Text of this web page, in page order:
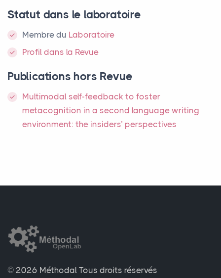
Statut dans le laboratoire
Membre du Laboratoire
Profil dans la Revue
Publications hors Revue
Multimodal self-feedback to foster
metacognition in a second language writing
environment: the insiders’ perspectives
© 2026 Méthodal Tous droits réservés